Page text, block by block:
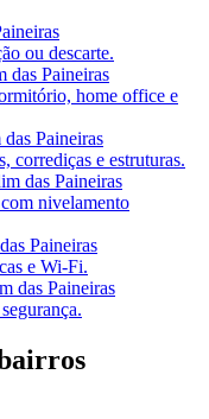
ou descarte.
das Paineiras
home office e
das Paineiras
corrediças e estruturas.
das Paineiras
nivelamento
Paineiras
e Wi-Fi.
das Paineiras